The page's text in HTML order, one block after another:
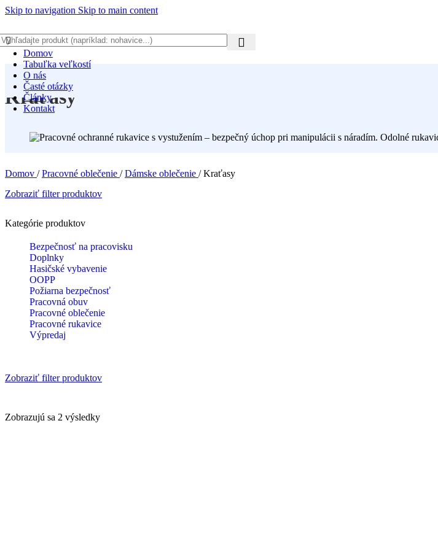
Skip to navigation Skip to main content
Domov
Tabuľka veľkostí
O nás
Časté otázky
Články
Kontakt
Kraťasy
Domov / Pracovné oblečenie / Dámske oblečenie / Kraťasy
Zobraziť filter produktov
Kategórie produktov
Bezpečnosť na pracovisku
Doplnky
Hasičské vybavenie
OOPP
Požiarna bezpečnosť
Pracovná obuv
Pracovné oblečenie
Pracovné rukavice
Výpredaj
Zobraziť filter produktov
Zobrazujú sa 2 výsledky